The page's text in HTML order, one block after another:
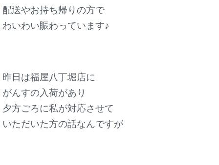
配送やお持ち帰りの方で
わいわい賑わっています♪
昨日は福屋八丁堀店に
がんすの入荷があり
夕方ごろに私が対応させて
いただいた方の話なんですが